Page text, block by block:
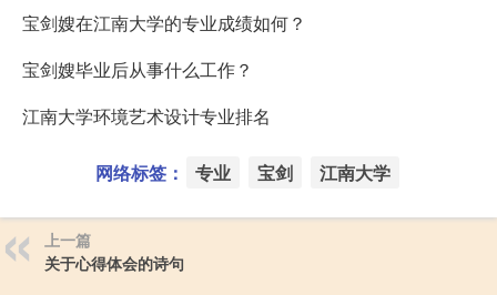
宝剑嫂在江南大学的专业成绩如何？
宝剑嫂毕业后从事什么工作？
江南大学环境艺术设计专业排名
网络标签： 专业 宝剑 江南大学
上一篇
关于心得体会的诗句